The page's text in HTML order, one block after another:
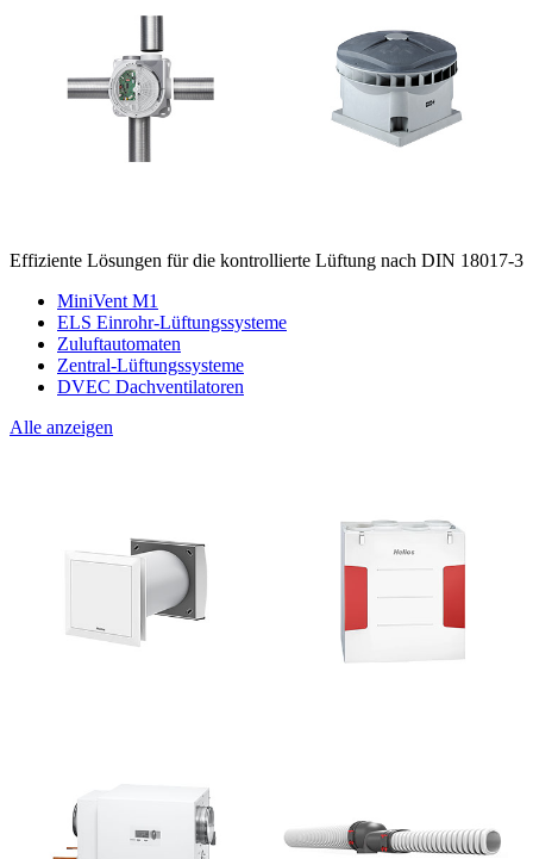
Effiziente Lösungen für die kontrollierte Lüftung nach DIN 18017-3
MiniVent M1
ELS Einrohr-Lüftungssysteme
Zuluftautomaten
Zentral-Lüftungssysteme
DVEC Dachventilatoren
Alle anzeigen